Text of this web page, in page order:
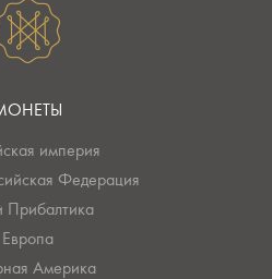
империя
Федерация
Прибалтика
Европа
Америка